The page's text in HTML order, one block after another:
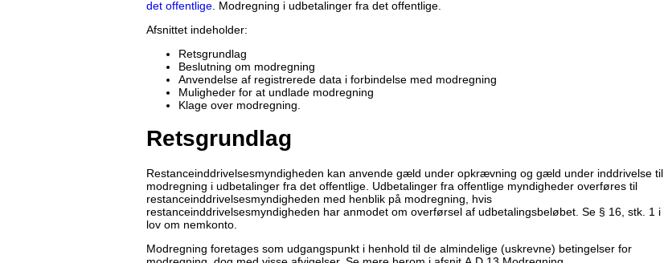
det offentlige . Modregning i udbetalinger fra det offentlige.
Afsnittet indeholder:
Retsgrundlag
Beslutning om modregning
Anvendelse af registrerede data i forbindelse med modregning
Muligheder for at undlade modregning
Klage over modregning.
Retsgrundlag
Restanceinddrivelsesmyndigheden kan anvende gæld under opkrævning og gæld under inddrivelse til
modregning i udbetalinger fra det offentlige. Udbetalinger fra offentlige myndigheder overføres til
restanceinddrivelsesmyndigheden med henblik på modregning, hvis
restanceinddrivelsesmyndigheden har anmodet om overførsel af udbetalingsbeløbet. Se § 16, stk. 1 i
lov om nemkonto.
Modregning foretages som udgangspunkt i henhold til de almindelige (uskrevne) betingelser for